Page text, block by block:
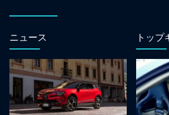
ニュース トップ